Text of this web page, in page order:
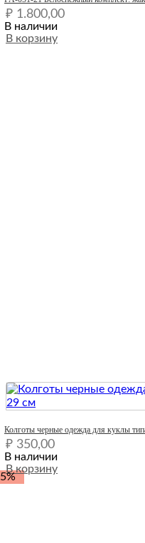
₽ 1.800,00
В наличии
В корзину
Колготы черные одежда для куклы
₽ 350,00
В наличии
В корзину